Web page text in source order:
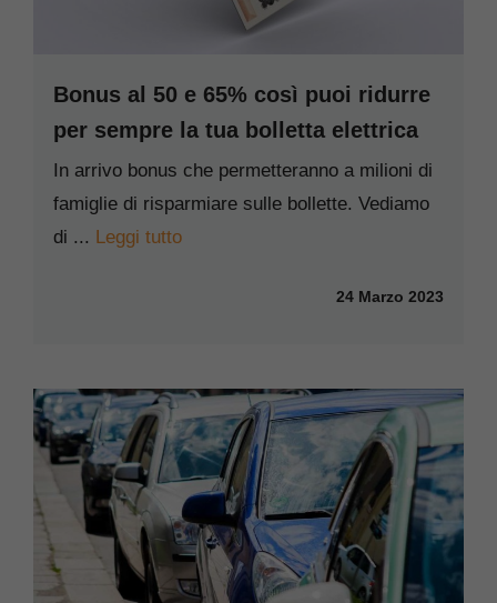
Bonus al 50 e 65% così puoi ridurre
per sempre la tua bolletta elettrica
In arrivo bonus che permetteranno a milioni di
famiglie di risparmiare sulle bollette. Vediamo
di ... Leggi tutto
24 Marzo 2023